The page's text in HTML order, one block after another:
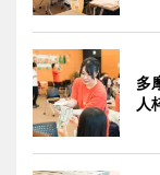
多
人